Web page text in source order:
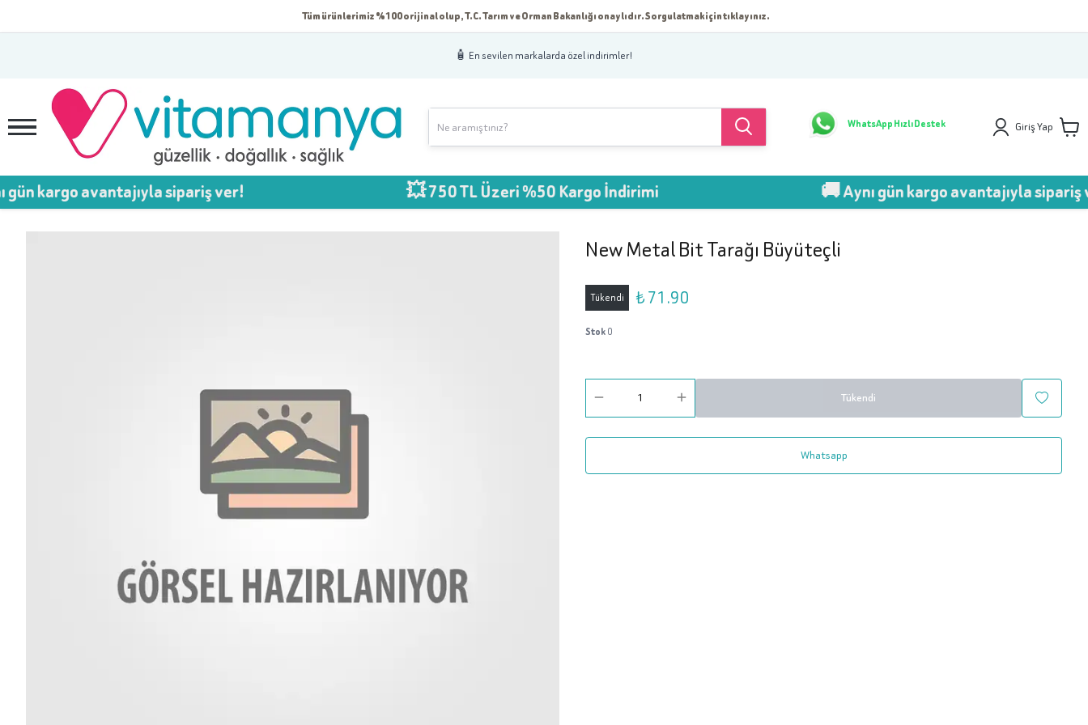
Tüm ürünlerimiz %100 orijinal olup, T.C. Tarım ve Orman Bakanlığı onaylıdır. Sorgulatmak için tıklayınız.
🧴 En sevilen markalarda özel indirimler!
WhatsApp Hızlı Destek Giriş Yap
avantajıyla sipariş ver! 💥 750 TL Üzeri %50 Kargo İndirimi 🚚 Aynı gün kargo avantajıyla sipariş ver!
New Metal Bit Tarağı Büyüteçli
Tükendi ₺ 71.90
Stok0
Tükendi
Whatsapp